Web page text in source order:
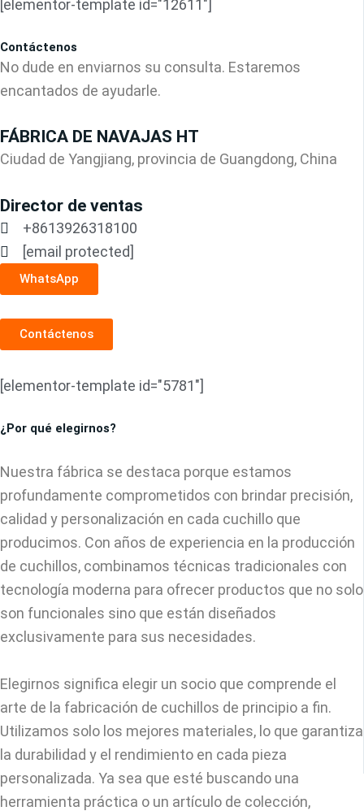
[elementor-template id="12611"]
Contáctenos
No dude en enviarnos su consulta. Estaremos
encantados de ayudarle.
FÁBRICA DE NAVAJAS HT
Ciudad de Yangjiang, provincia de Guangdong, China
Director de ventas
+8613926318100
[email protected]
WhatsApp
Contáctenos
[elementor-template id="5781"]
¿Por qué elegirnos?
Nuestra fábrica se destaca porque estamos
profundamente comprometidos con brindar precisión,
calidad y personalización en cada cuchillo que
producimos. Con años de experiencia en la producción
de cuchillos, combinamos técnicas tradicionales con
tecnología moderna para ofrecer productos que no solo
son funcionales sino que están diseñados
exclusivamente para sus necesidades.
Elegirnos significa elegir un socio que comprende el
arte de la fabricación de cuchillos de principio a fin.
Utilizamos solo los mejores materiales, lo que garantiza
la durabilidad y el rendimiento en cada pieza
personalizada. Ya sea que esté buscando una
herramienta práctica o un artículo de colección,